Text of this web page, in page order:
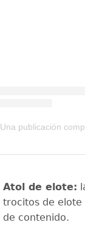
Una publicación
Atol de elote:
trocitos de
de contenido.